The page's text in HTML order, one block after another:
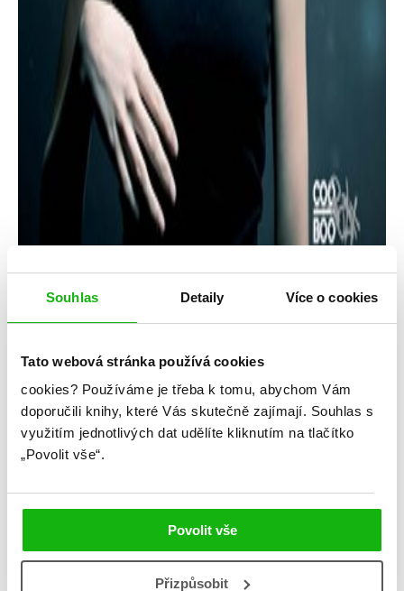
Souhlas Detaily Více o cookies
Tato webová stránka používá cookies
cookies? Používáme je třeba k tomu, abychom Vám
doporučili knihy, které Vás skutečně zajímají. Souhlas s
využitím jednotlivých dat udělíte kliknutím na tlačítko
„Povolit vše“.
Povolit vše
Přizpůsobit
Žánr: Contemporary
Jednou ano, dvakrát ne
#psychicképroblémy
#rodinnédrama
#standalone